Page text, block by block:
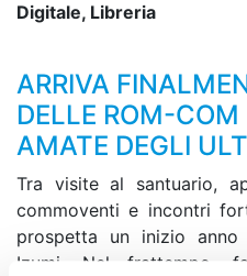
Digitale, Libreria
ARRIVA
DELLE ROM-
AMATE DEGLI
Tra visite al santuario,
commoventi e incontri
prospetta un inizio
Izumi. Nel frattempo,